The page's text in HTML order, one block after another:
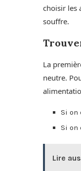
choisir les
souffre.
La
neutre.
Si on
Si on
Lire